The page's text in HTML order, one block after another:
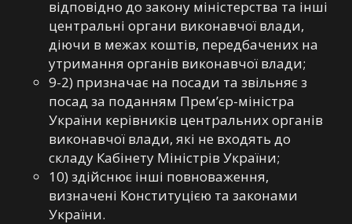
відповідно до закону міністерства та інші
центральні органи виконавчої влади,
діючи в межах коштів, передбачених на
утримання органів виконавчої влади;
9-2) призначає на посади та звільняє з
посад за поданням Прем’єр-міністра
України керівників центральних органів
виконавчої влади, які не входять до
складу Кабінету Міністрів України;
10) здійснює інші повноваження,
визначені Конституцією та законами
України.